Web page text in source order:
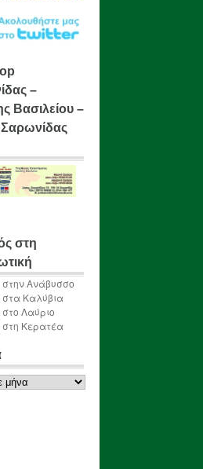
–
Βασιλείου –
στη
στην Ανάβυσσο
στα Καλύβια
Λαύριο
στη Κερατέα